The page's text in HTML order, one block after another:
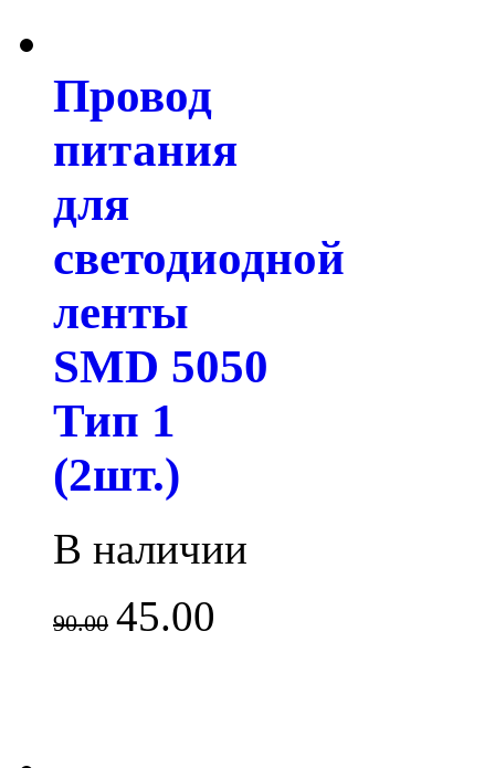
Провод
питания
для
светодиодной
ленты
SMD 5050
Тип 1
(2шт.)
В наличии
90.00 45.00